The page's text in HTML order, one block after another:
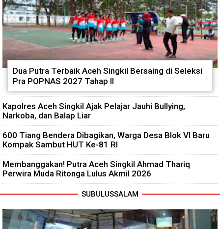
Dua Putra Terbaik Aceh Singkil Bersaing di Seleksi
Pra POPNAS 2027 Tahap II
Kapolres Aceh Singkil Ajak Pelajar Jauhi Bullying,
Narkoba, dan Balap Liar
600 Tiang Bendera Dibagikan, Warga Desa Blok VI Baru
Kompak Sambut HUT Ke-81 RI
Membanggakan! Putra Aceh Singkil Ahmad Thariq
Perwira Muda Ritonga Lulus Akmil 2026
SUBULUSSALAM